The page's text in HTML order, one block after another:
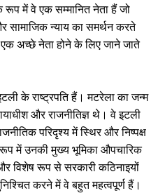
रूप में वे एक सम्मानित नेता हैं जो
सामाजिक न्याय का समर्थन करते
अच्छे नेता होने के लिए जाने जाते
के राष्ट्रपति हैं। मटरेला का जन्म
और राजनीतिज्ञ थे। वे इटली
परिदृश्य में स्थिर और निष्पक्ष
में उनकी मुख्य भूमिका औपचारिक
विशेष रूप से सरकारी कठिनाइयों
करने में वे बहुत महत्वपूर्ण हैं।